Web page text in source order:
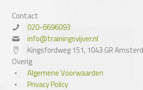
Contact
020-6696093
info@trainingsvijver.nl
Kingsfordweg 151, 1043 GR
Overig
Algemene Voorwaarden
Privacy Policy